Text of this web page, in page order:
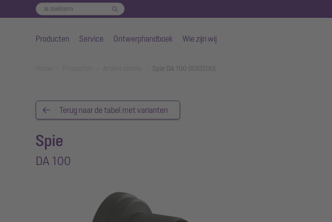
Producten Service Ontwerphandboek Wie zijn wij
Spie DA 100 (830200)
Terug naar de tabel met varianten
Spie
DA 100